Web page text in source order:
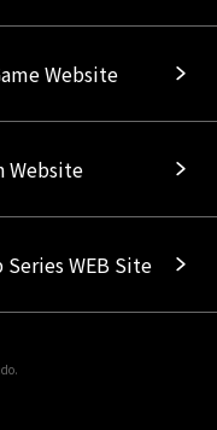
Website
Website
WEB Site